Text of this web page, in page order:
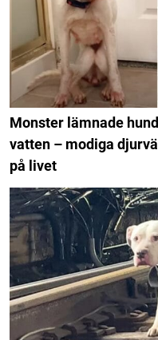
Monster lämnade
vatten – modiga
på livet